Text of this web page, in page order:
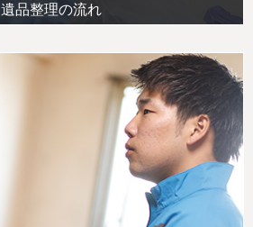
遺品整理の流れ